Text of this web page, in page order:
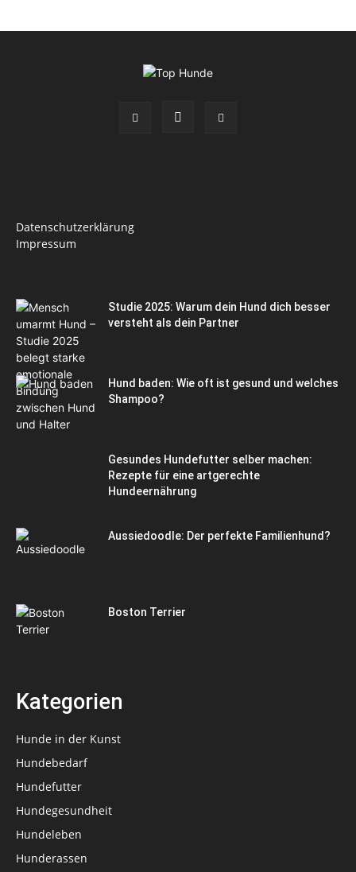
Datenschutzerklärung
Impressum
Studie 2025: Warum dein Hund dich besser
versteht als dein Partner
Hund baden: Wie oft ist gesund und welches
Shampoo?
Gesundes Hundefutter selber machen:
Rezepte für eine artgerechte
Hundeernährung
Aussiedoodle: Der perfekte Familienhund?
Boston Terrier
Kategorien
Hunde in der Kunst
Hundebedarf
Hundefutter
Hundegesundheit
Hundeleben
Hunderassen